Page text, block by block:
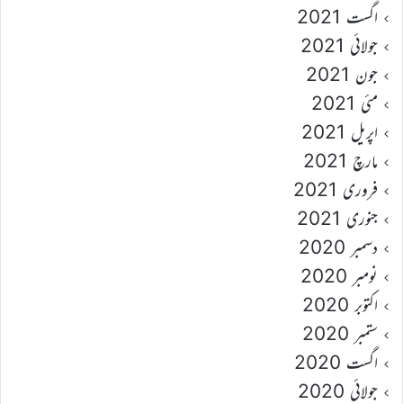
اگست 2021
جولائی 2021
جون 2021
مئی 2021
اپریل 2021
مارچ 2021
فروری 2021
جنوری 2021
دسمبر 2020
نومبر 2020
اکتوبر 2020
ستمبر 2020
اگست 2020
جولائی 2020